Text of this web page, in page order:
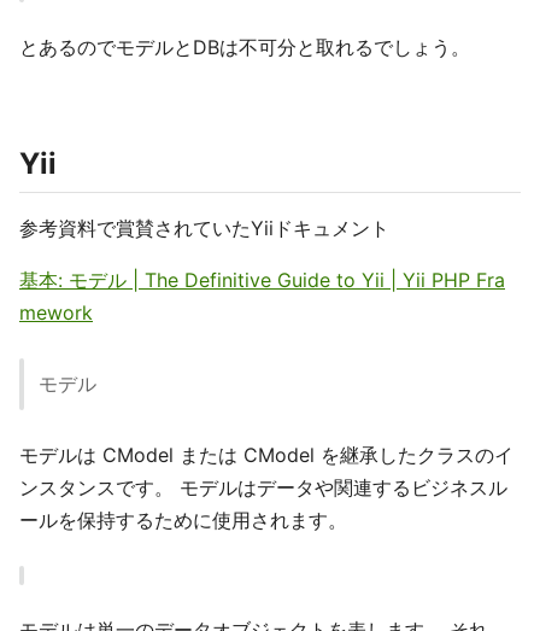
とあるのでモデルとDBは不可分と取れるでしょう。
Yii
参考資料で賞賛されていたYiiドキュメント
基本: モデル | The Definitive Guide to Yii | Yii PHP Fra
mework
モデル
モデルは CModel または CModel を継承したクラスのイ
ンスタンスです。 モデルはデータや関連するビジネスル
ールを保持するために使用されます。